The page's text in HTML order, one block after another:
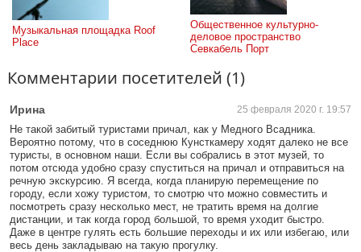
Музыкальная площадка Roof
Place
Общественное культурно-
деловое пространство
Севкабель Порт
Комментарии посетителей (1)
Ирина 25 февраля 2020 г. 19:57
Не такой забитый туристами причал, как у Медного Всадника.
Вероятно потому, что в соседнюю Кунсткамеру ходят далеко не все
туристы, в основном наши. Если вы собрались в этот музей, то
потом отсюда удобно сразу спуститься на причал и отправиться на
речную экскурсию. Я всегда, когда планирую перемещение по
городу, если хожу туристом, то смотрю что можно совместить и
посмотреть сразу несколько мест, не тратить время на долгие
дистанции, и так когда город большой, то время уходит быстро.
Даже в центре гулять есть большие переходы и их или избегаю, или
весь день закладываю на такую прогулку.